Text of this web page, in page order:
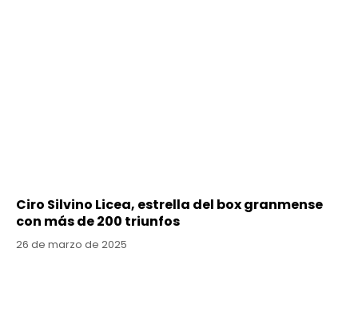
Ciro Silvino Licea, estrella del box granmense
con más de 200 triunfos
26 de marzo de 2025